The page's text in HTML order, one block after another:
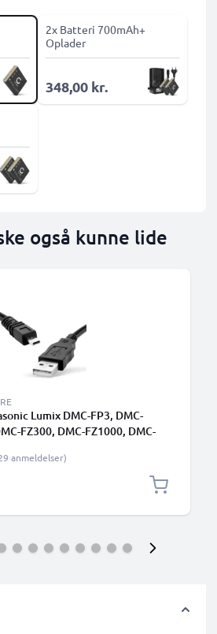
2x Batteri 700mAh+
Oplader
348,00 kr.
også kunne lide
Lumix DMC-FP3, DMC-
FZ300, DMC-FZ1000, DMC-
DMC-G7, DMC-S1, DMC-GH4,
DMC-TZ60, DMC-FZ18, DMC-
USB kabel ladekabel
anmeldelser)